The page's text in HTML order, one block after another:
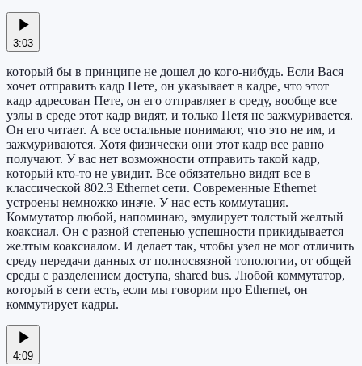
3:03
который бы в принципе не дошел до кого-нибудь. Если Вася
хочет отправить кадр Пете, он указывает в кадре, что этот
кадр адресован Пете, он его отправляет в среду, вообще все
узлы в среде этот кадр видят, и только Петя не зажмуривается.
Он его читает. А все остальные понимают, что это не им, и
зажмуриваются. Хотя физически они этот кадр все равно
получают. У вас нет возможности отправить такой кадр,
который кто-то не увидит. Все обязательно видят все в
классической 802.3 Ethernet сети. Современные Ethernet
устроены немножко иначе. У нас есть коммутация.
Коммутатор любой, напоминаю, эмулирует толстый желтый
коаксиал. Он с разной степенью успешности прикидывается
желтым коаксиалом. И делает так, чтобы узел не мог отличить
среду передачи данных от полносвязной топологии, от общей
среды с разделением доступа, shared bus. Любой коммутатор,
который в сети есть, если мы говорим про Ethernet, он
коммутирует кадры.
4:09